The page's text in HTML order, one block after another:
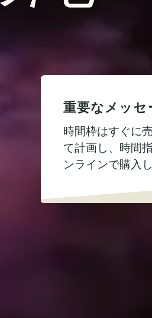
重要なメッセ
時間枠はすぐに
て計画し、時間
ンラインで購入